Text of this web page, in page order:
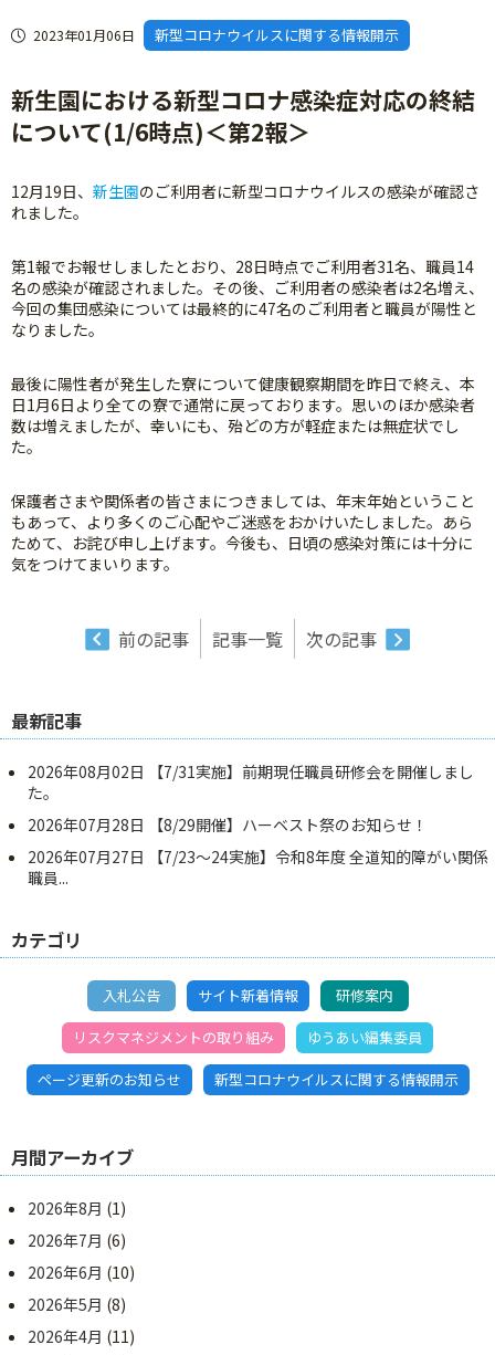
2023年01月06日 新型コロナウイルスに関する情報開示
新生園における新型コロナ感染症対応の終結
について(1/6時点)＜第2報＞
12月19日、 新生園のご利用者に新型コロナウイルスの感染が確認さ
れました。
第1報でお報せしましたとおり、28日時点でご利用者31名、職員14
名の感染が確認されました。その後、ご利用者の感染者は2名増え、
今回の集団感染については最終的に47名のご利用者と職員が陽性と
なりました。
最後に陽性者が発生した寮について健康観察期間を昨日で終え、本
日1月6日より全ての寮で通常に戻っております。思いのほか感染者
数は増えましたが、幸いにも、殆どの方が軽症または無症状でし
た。
保護者さまや関係者の皆さまにつきましては、年末年始ということ
もあって、より多くのご心配やご迷惑をおかけいたしました。あら
ためて、お詫び申し上げます。今後も、日頃の感染対策には十分に
気をつけてまいります。
前の記事 記事一覧 次の記事
最新記事
2026年08月02日
【7/31実施】前期現任職員研修会を開催しまし
た。
2026年07月28日
【8/29開催】ハーベスト祭のお知らせ！
2026年07月27日
【7/23～24実施】令和8年度 全道知的障がい関係
職員...
カテゴリ
入札公告 サイト新着情報
研修案内
リスクマネジメントの取り組み
ゆうあい編集委員
ページ更新のお知らせ
新型コロナウイルスに関する情報開示
月間アーカイブ
2026年8月 (1)
2026年7月 (6)
2026年6月 (10)
2026年5月 (8)
2026年4月 (11)